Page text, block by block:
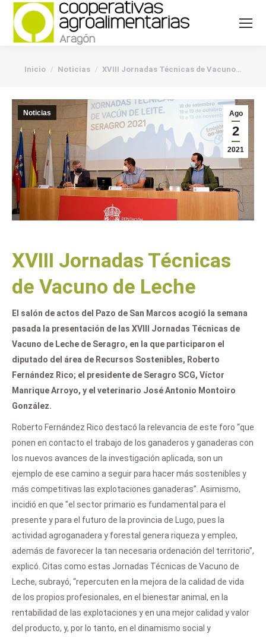
You are here:
Inicio Noticias XVIII Jornadas Técnicas de Vacuno…
Ago
2
2021
Noticias
XVIII Jornadas Técnicas
de Vacuno de Leche
El salón de actos del Pazo de San Marcos acogió la semana
pasada la presentación de las XVIII Jornadas Técnicas de
Vacuno de Leche de Seragro, en la que participaron el
diputado del área de Recursos Sostenibles, Roberto
Fernández Rico; el presidente de Seragro SCG, Víctor
Manrique Arroyo, y el veterinario José Antonio Montoiro
González.
Roberto Fernández Rico destacó la relevancia de este foro “que
ponen en contacto el trabajo de los ganaderos y ganaderas con
los nuevos avances de la investigación aplicada, son un
ejemplo de ese camino a seguir para hacer más sostenibles y
más competitivas las explotaciones ganaderas”. Asimismo,
incidió en que "el sector primario es fundamental para el
presente y para el futuro de la provincia de Lugo, pues la
actividad agroganadera y forestal genera riqueza y empleo,
además de favorecer la tan necesaria ordenación del territorio”,
explicó. Citas como estas Jornadas Técnicas de Vacuno de
Leche, subrayó, “repercuten en la mejora de la calidad de vida
de los propios profesionales, en el bienestar animal, en la
rentabilidad de las explotaciones y en una mejor calidad y valor
del producto, y, por lo tanto, en el dinamismo social y